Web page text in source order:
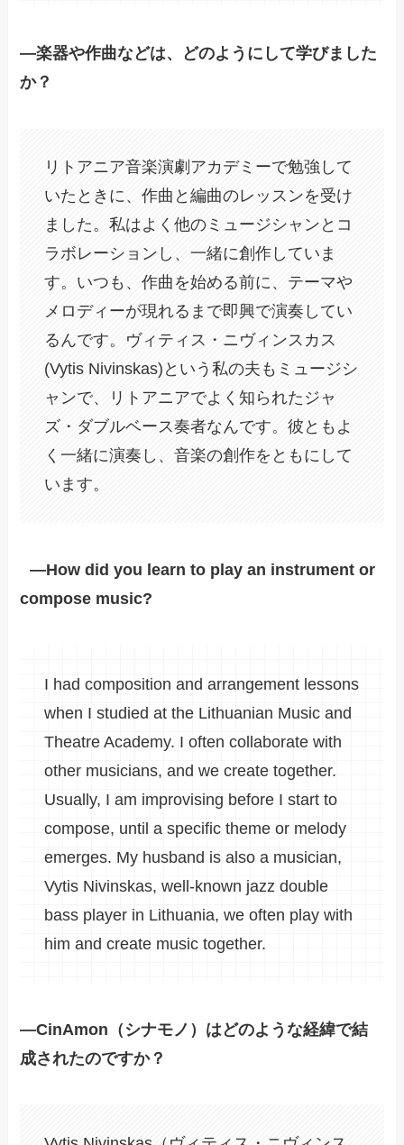
―楽器や作曲などは、どのようにして学びました
か？
リトアニア音楽演劇アカデミーで勉強して
いたときに、作曲と編曲のレッスンを受け
ました。私はよく他のミュージシャンとコ
ラボレーションし、一緒に創作していま
す。いつも、作曲を始める前に、テーマや
メロディーが現れるまで即興で演奏してい
るんです。ヴィティス・ニヴィンスカス
(Vytis Nivinskas)という私の夫もミュージシ
ャンで、リトアニアでよく知られたジャ
ズ・ダブルベース奏者なんです。彼ともよ
く一緒に演奏し、音楽の創作をともにして
います。
―How did you learn to play an instrument or
compose music?
I had composition and arrangement lessons
when I studied at the Lithuanian Music and
Theatre Academy. I often collaborate with
other musicians, and we create together.
Usually, I am improvising before I start to
compose, until a specific theme or melody
emerges. My husband is also a musician,
Vytis Nivinskas, well-known jazz double
bass player in Lithuania, we often play with
him and create music together.
―CinAmon（シナモノ）はどのような経緯で結
成されたのですか？